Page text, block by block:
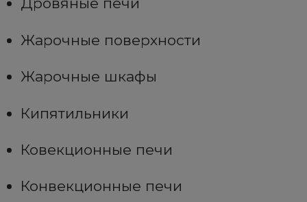
Жарочные поверхности
Жарочные шкафы
Кипятильники
Ковекционные печи
Конвекционные печи